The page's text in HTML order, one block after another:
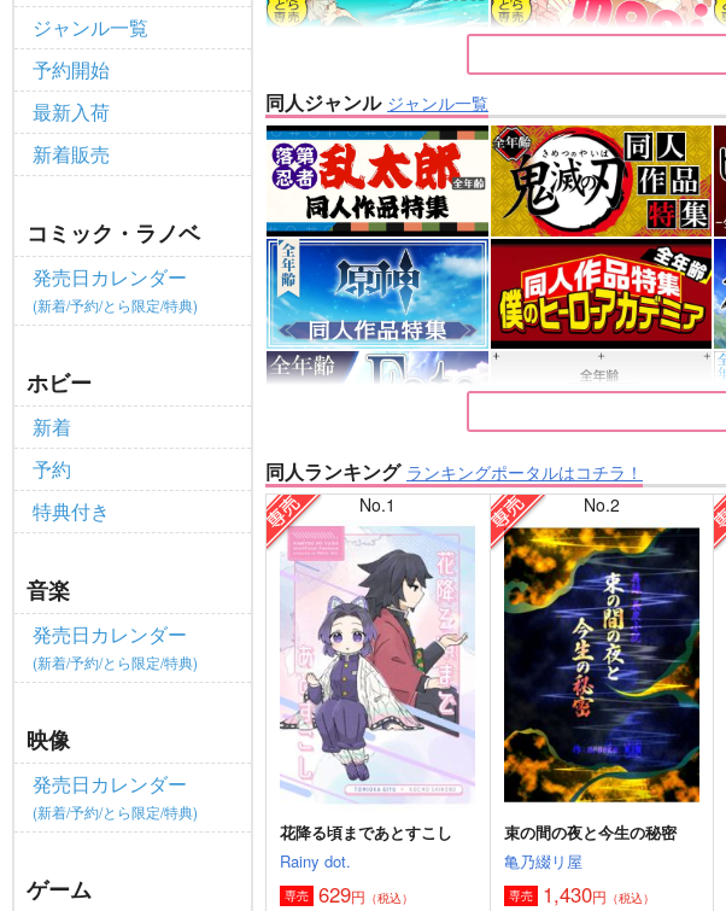
ジャンル一覧
予約開始
最新入荷
新着販売
コミック・ラノベ
発売日カレンダー
(新着/予約/とら限定/特典)
ホビー
新着
予約
特典付き
音楽
発売日カレンダー
(新着/予約/とら限定/特典)
映像
発売日カレンダー
(新着/予約/とら限定/特典)
ゲーム
【原神】
同人ジャンル ジャンル一覧
同人ランキング ランキングポータルはコチラ！
No.1
花降る頃まであとすこし
Rainy dot.
専売 629円 （税込）
No.2
束の間の夜と今生の秘密
亀乃綴リ屋
専売 1,430円 （税込）